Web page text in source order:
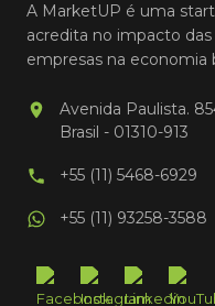
A MarketUP é uma
acredita no impacto
empresas na economia
Avenida Paulista.
Brasil - 01310-913
+55 (11) 5468-6929
+55 (11) 93258-3588